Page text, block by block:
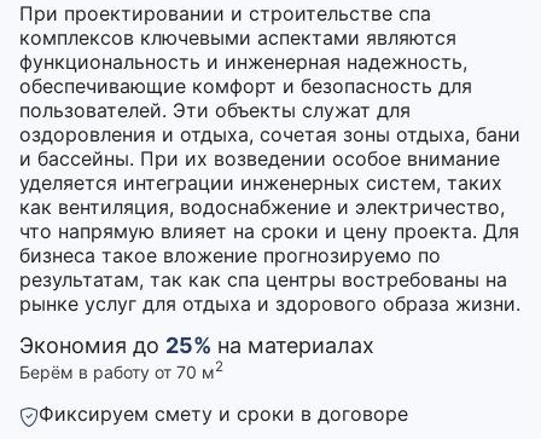
При проектировании и строительстве спа
комплексов ключевыми аспектами являются
функциональность и инженерная надежность,
обеспечивающие комфорт и безопасность для
пользователей. Эти объекты служат для
оздоровления и отдыха, сочетая зоны отдыха, бани
и бассейны. При их возведении особое внимание
уделяется интеграции инженерных систем, таких
как вентиляция, водоснабжение и электричество,
что напрямую влияет на сроки и цену проекта. Для
бизнеса такое вложение прогнозируемо по
результатам, так как спа центры востребованы на
рынке услуг для отдыха и здорового образа жизни.
Экономия до 25% на материалах
Берём в работу от 70 м2
Фиксируем смету и сроки в договоре